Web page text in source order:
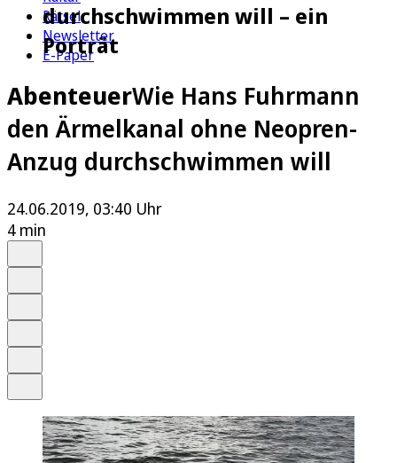
Rätsel
Newsletter
E-Paper
durchschwimmen will – ein
Porträt
AbenteuerWie Hans Fuhrmann
den Ärmelkanal ohne Neopren-
Anzug durchschwimmen will
24.06.2019, 03:40 Uhr
4 min